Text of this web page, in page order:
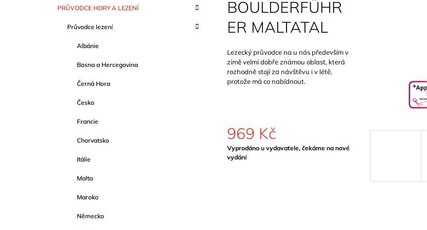
kategorie
APRŮVODCE HORY A LEZENÍ
Průvodce lezení
Albánie
Bosna a Hercegovina
Černá Hora
Česko
Francie
Chorvatsko
Itálie
Malta
Maroko
Německo
BOULDERFÜHR
ER MALTATAL
Lezecký průvodce na u nás především v
zimě velmi dobře známou oblast, která
rozhodně stojí za návštěvu i v létě,
protože má co nabídnout.
969 Kč
Měrná
cena:
Vyprodáno u vydavatele, čekáme na nové
vydání
899 Kč